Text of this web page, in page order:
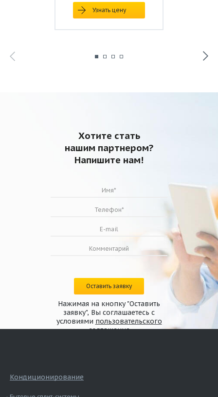
Узнать цену
Хотите стать
нашим партнером?
Напишите нам!
Оставить заявку
Нажимая на кнопку "Оставить
заявку", Вы соглашаетесь с
условиями пользовательского
соглашения
Кондиционирование